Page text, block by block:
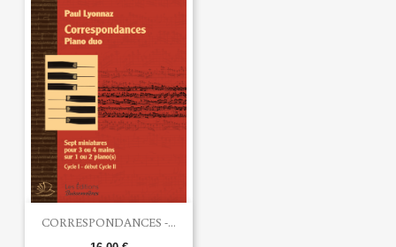
CORRESPONDANCES -...